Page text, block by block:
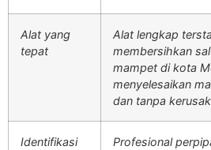
Alat yang
tepat
Alat lengkap
membersihkan
mampet di kota
menyelesaikan
dan tanpa
Identifikasi
Profesional